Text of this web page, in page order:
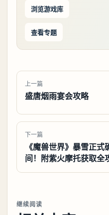
浏览游戏库
查看专题
上一篇
盛唐烟雨宴会攻略
下一篇
《魔兽世界》暴雪正
间！附紫火摩托获取全
继续阅读